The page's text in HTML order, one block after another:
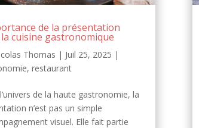
de la présentation
cuisine gastronomique
Thomas | Juil 25, 2025 |
,restaurant
de la haute gastronomie, la
n’est pas un simple
visuel. Elle fait partie